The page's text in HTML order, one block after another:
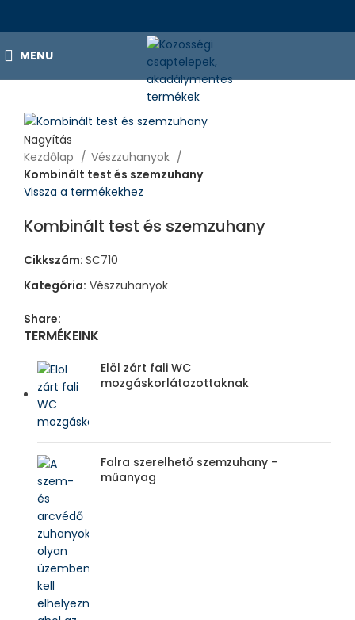
MENU
Nagyítás
Kezdőlap
Vészzuhanyok
Kombinált test és szemzuhany
Vissza a termékekhez
Kombinált test és szemzuhany
Cikkszám: SC710
Kategória: Vészzuhanyok
Share:
TERMÉKEINK
Elöl zárt fali WC
mozgáskorlátozottaknak
Falra szerelhető szemzuhany -
műanyag